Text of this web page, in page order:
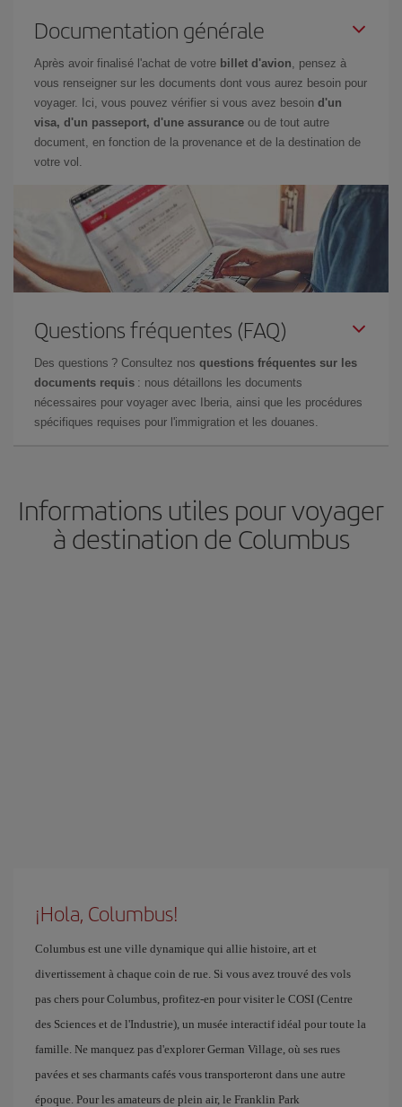
Documentation générale
Après avoir finalisé l'achat de votre billet d'avion, pensez à
vous renseigner sur les documents dont vous aurez besoin pour
voyager. Ici, vous pouvez vérifier si vous avez besoin d'un
visa, d'un passeport, d'une assurance ou de tout autre
document, en fonction de la provenance et de la destination de
votre vol.
Questions fréquentes (FAQ)
Des questions ? Consultez nos questions fréquentes sur les
documents requis : nous détaillons les documents
nécessaires pour voyager avec Iberia, ainsi que les procédures
spécifiques requises pour l'immigration et les douanes.
Informations utiles pour voyager
à destination de Columbus
¡Hola, Columbus!
Columbus est une ville dynamique qui allie histoire, art et
divertissement à chaque coin de rue. Si vous avez trouvé des vols
pas chers pour Columbus, profitez-en pour visiter le COSI (Centre
des Sciences et de l'Industrie), un musée interactif idéal pour toute la
famille. Ne manquez pas d'explorer German Village, où ses rues
pavées et ses charmants cafés vous transporteront dans une autre
époque. Pour les amateurs de plein air, le Franklin Park